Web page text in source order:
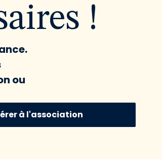
!
ou
à l'association